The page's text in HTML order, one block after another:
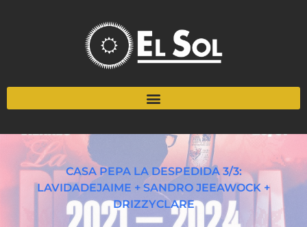
CASA PEPA LA DESPEDIDA 3/3:
LAVIDADEJAIME + SANDRO JEEAWOCK +
DRIZZYCLARE